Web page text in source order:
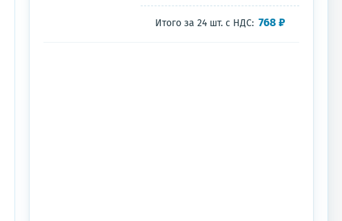
Итого за 24 шт.с НДС: 768 ₽